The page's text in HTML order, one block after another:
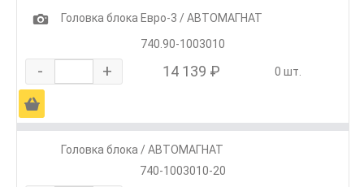
1
Головка блока Евро-3 / АВТОМАГНАТ
740.90-1003010
- + 14 139 ₽ 0 шт.
Ä
Головка блока / АВТОМАГНАТ
740-1003010-20